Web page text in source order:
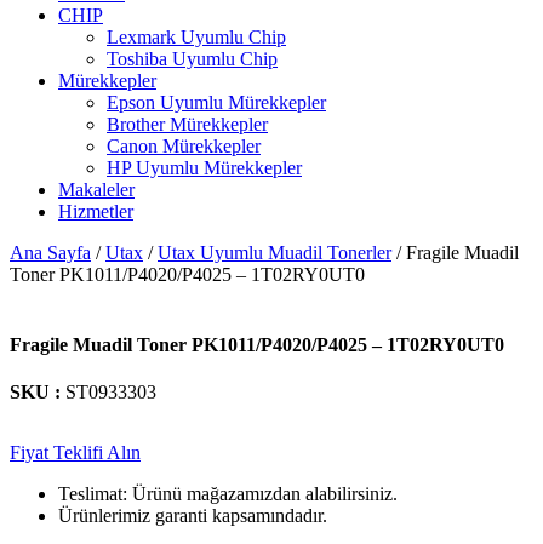
CHIP
Lexmark Uyumlu Chip
Toshiba Uyumlu Chip
Mürekkepler
Epson Uyumlu Mürekkepler
Brother Mürekkepler
Canon Mürekkepler
HP Uyumlu Mürekkepler
Makaleler
Hizmetler
Ana Sayfa /Utax /Utax Uyumlu Muadil Tonerler/ Fragile Muadil
Toner PK1011/P4020/P4025 – 1T02RY0UT0
Fragile Muadil Toner PK1011/P4020/P4025 – 1T02RY0UT0
SKU : ST0933303
Fiyat Teklifi Alın
Teslimat: Ürünü mağazamızdan alabilirsiniz.
Ürünlerimiz garanti kapsamındadır.